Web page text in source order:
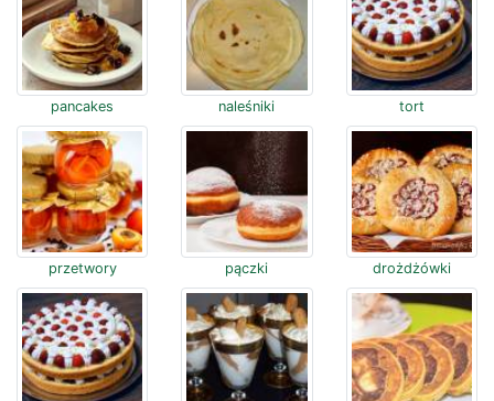
pancakes naleśniki tort
przetwory pączki drożdżówki